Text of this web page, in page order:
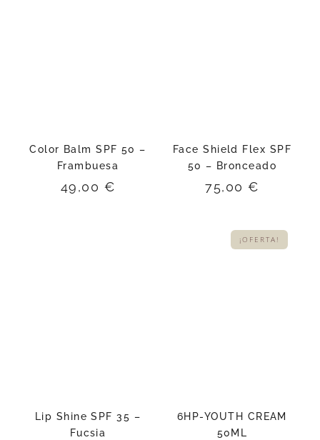
Color Balm SPF 50 –
Frambuesa
49,00 €
Face Shield Flex SPF
50 – Bronceado
75,00€
Lip Shine SPF 35 –
Fucsia
¡OFERTA!
6HP-YOUTH CREAM
50ML